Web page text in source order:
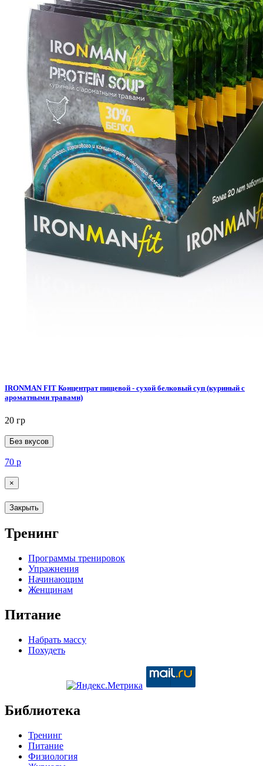
IRONMAN FIT Концентрат пищевой - сухой белковый суп (куриный с
ароматными травами)
20 гр
Без вкусов
70 р
×
Закрыть
Тренинг
Программы тренировок
Упражнения
Начинающим
Женщинам
Питание
Набрать массу
Похудеть
Библиотека
Тренинг
Питание
Физиология